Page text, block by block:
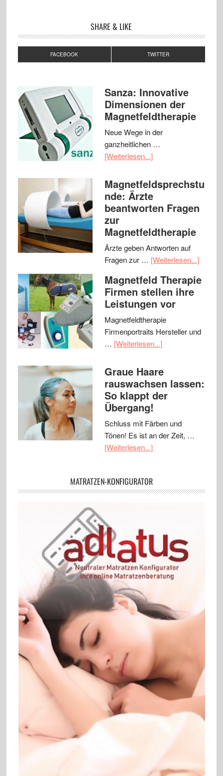
SHARE & LIKE
FACEBOOK TWITTER
Sanza: Innovative
Dimensionen der
Magnetfeldtherapie
Neue Wege in der
ganzheitlichen …
[Weiterlesen...]
Magnetfeldsprechstu
nde: Ärzte
beantworten Fragen
zur
Magnetfeldtherapie
Ärzte geben Antworten auf
Fragen zur … [Weiterlesen...]
Magnetfeld Therapie
Firmen stellen ihre
Leistungen vor
Magnetfeldtherapie
Firmenportraits Hersteller und
… [Weiterlesen...]
Graue Haare
rauswachsen lassen:
So klappt der
Übergang!
Schluss mit Färben und
Tönen! Es ist an der Zeit, …
[Weiterlesen...]
MATRATZEN-KONFIGURATOR